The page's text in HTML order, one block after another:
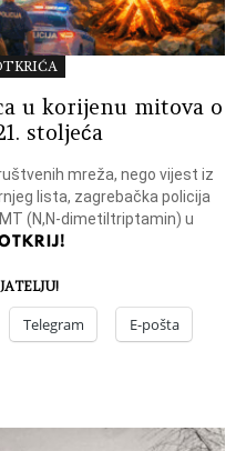
u korijenu mitova o
stoljeća
mreža, nego vijest iz
lista, zagrebačka policija
(N,N-dimetiltriptamin) u
Telegram E-pošta